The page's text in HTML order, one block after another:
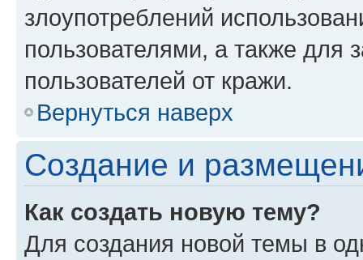
злоупотреблений
пользователями, а также для
пользователей от кражи.
Вернуться наверх
Создание и
Как создать новую тему?
Для создания новой темы в